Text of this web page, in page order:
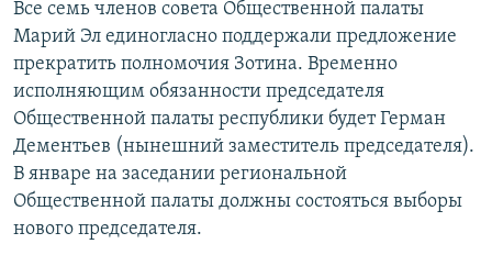
Все семь членов совета Общественной палаты
Марий Эл единогласно поддержали предложение
прекратить полномочия Зотина. Временно
исполняющим обязанности председателя
Общественной палаты республики будет Герман
Дементьев (нынешний заместитель председателя).
В январе на заседании региональной
Общественной палаты должны состояться выборы
нового председателя.